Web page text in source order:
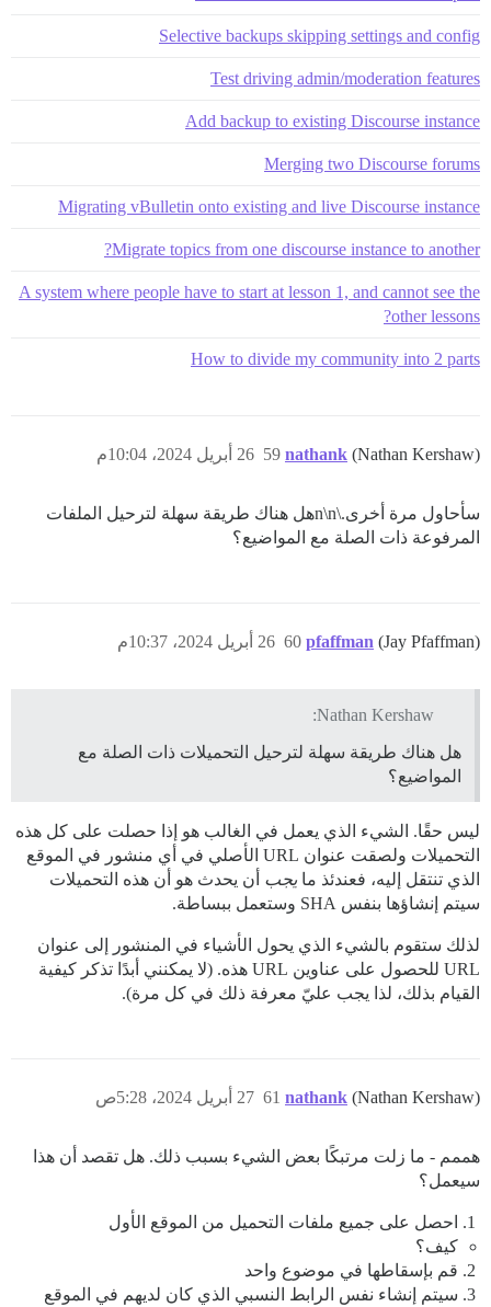
Selective backups skipping settings and config
Test driving admin/moderation features
Add backup to existing Discourse instance
Merging two Discourse forums
Migrating vBulletin onto existing and live Discourse instance
Migrate topics from one discourse instance to another?
A system where people have to start at lesson 1, and cannot see the
other lessons?
How to divide my community into 2 parts
nathank (Nathan Kershaw) 26 أبريل 2024، 10:04م 59
سأحاول مرة أخرى.\n\nهل هناك طريقة سهلة لترحيل الملفات
المرفوعة ذات الصلة مع المواضيع؟
pfaffman (Jay Pfaffman) 26 أبريل 2024، 10:37م 60
Nathan Kershaw:
هل هناك طريقة سهلة لترحيل التحميلات ذات الصلة مع
المواضيع؟
ليس حقًا. الشيء الذي يعمل في الغالب هو إذا حصلت على كل هذه
التحميلات ولصقت عنوان URL الأصلي في أي منشور في الموقع
الذي تنتقل إليه، فعندئذ ما يجب أن يحدث هو أن هذه التحميلات
سيتم إنشاؤها بنفس SHA وستعمل ببساطة.
لذلك ستقوم بالشيء الذي يحول الأشياء في المنشور إلى عنوان
URL للحصول على عناوين URL هذه. (لا يمكنني أبدًا تذكر كيفية
القيام بذلك، لذا يجب عليّ معرفة ذلك في كل مرة).
nathank (Nathan Kershaw) 27 أبريل 2024، 5:28ص 61
هممم - ما زلت مرتبكًا بعض الشيء بسبب ذلك. هل تقصد أن هذا
سيعمل؟
احصل على جميع ملفات التحميل من الموقع الأول
كيف؟
قم بإسقاطها في موضوع واحد
سيتم إنشاء نفس الرابط النسبي الذي كان لديهم في الموقع